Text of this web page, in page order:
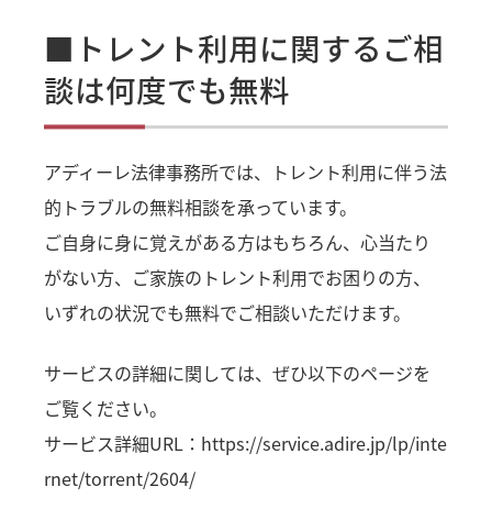
■トレント利用に関するご相
談は何度でも無料
アディーレ法律事務所では、トレント利用に伴う法
的トラブルの無料相談を承っています。
ご自身に身に覚えがある方はもちろん、心当たり
がない方、ご家族のトレント利用でお困りの方、
いずれの状況でも無料でご相談いただけます。
サービスの詳細に関しては、ぜひ以下のページを
ご覧ください。
サービス詳細URL： https://service.adire.jp/lp/inte
rnet/torrent/2604/